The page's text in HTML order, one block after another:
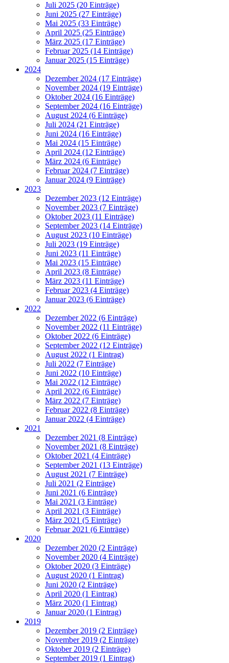
Juli 2025 (20 Einträge)
Juni 2025 (27 Einträge)
Mai 2025 (33 Einträge)
April 2025 (25 Einträge)
März 2025 (17 Einträge)
Februar 2025 (14 Einträge)
Januar 2025 (15 Einträge)
2024
Dezember 2024 (17 Einträge)
November 2024 (19 Einträge)
Oktober 2024 (16 Einträge)
September 2024 (16 Einträge)
August 2024 (6 Einträge)
Juli 2024 (21 Einträge)
Juni 2024 (16 Einträge)
Mai 2024 (15 Einträge)
April 2024 (12 Einträge)
März 2024 (6 Einträge)
Februar 2024 (7 Einträge)
Januar 2024 (9 Einträge)
2023
Dezember 2023 (12 Einträge)
November 2023 (7 Einträge)
Oktober 2023 (11 Einträge)
September 2023 (14 Einträge)
August 2023 (10 Einträge)
Juli 2023 (19 Einträge)
Juni 2023 (11 Einträge)
Mai 2023 (15 Einträge)
April 2023 (8 Einträge)
März 2023 (11 Einträge)
Februar 2023 (4 Einträge)
Januar 2023 (6 Einträge)
2022
Dezember 2022 (6 Einträge)
November 2022 (11 Einträge)
Oktober 2022 (6 Einträge)
September 2022 (12 Einträge)
August 2022 (1 Eintrag)
Juli 2022 (7 Einträge)
Juni 2022 (10 Einträge)
Mai 2022 (12 Einträge)
April 2022 (6 Einträge)
März 2022 (7 Einträge)
Februar 2022 (8 Einträge)
Januar 2022 (4 Einträge)
2021
Dezember 2021 (8 Einträge)
November 2021 (8 Einträge)
Oktober 2021 (4 Einträge)
September 2021 (13 Einträge)
August 2021 (7 Einträge)
Juli 2021 (2 Einträge)
Juni 2021 (6 Einträge)
Mai 2021 (3 Einträge)
April 2021 (3 Einträge)
März 2021 (5 Einträge)
Februar 2021 (6 Einträge)
2020
Dezember 2020 (2 Einträge)
November 2020 (4 Einträge)
Oktober 2020 (3 Einträge)
August 2020 (1 Eintrag)
Juni 2020 (2 Einträge)
April 2020 (1 Eintrag)
März 2020 (1 Eintrag)
Januar 2020 (1 Eintrag)
2019
Dezember 2019 (2 Einträge)
November 2019 (2 Einträge)
Oktober 2019 (2 Einträge)
September 2019 (1 Eintrag)